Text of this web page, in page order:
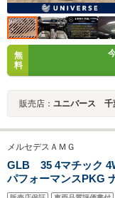
無
料
販売店： ユニバース 千
メルセデスＡＭＧ
GLB 35 4マチック
パフォーマンスPKG
スライディングルー